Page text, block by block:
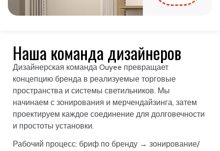
Наша команда дизайнеров
Дизайнерская команда Ouyee превращает
концепцию бренда в реализуемые торговые
пространства и системы светильников. Мы
начинаем с зонирования и мерчендайзинга, затем
проектируем каждое соединение для долговечности
и простоты установки.
Рабочий процесс: бриф по бренду → зонирование/